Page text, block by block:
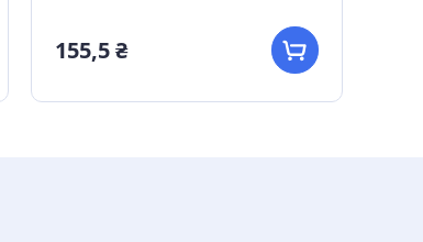
155,5 ₴